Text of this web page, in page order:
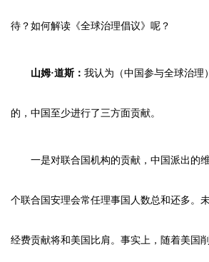
待？如何解读《全球治理倡议》呢？
山姆·道斯： 我认为（中国参与全球治理
的，中国至少进行了三方面贡献。
一是对联合国机构的贡献，中国派出的
个联合国安理会常任理事国人数总和还多。
经费贡献将和美国比肩。事实上，随着美国